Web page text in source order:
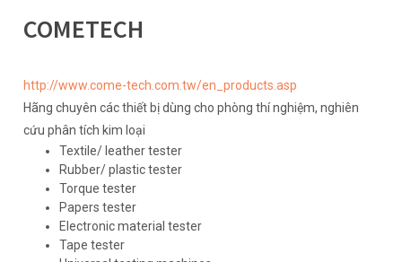
COMETECH
http://www.come-tech.com.tw/en_products.asp
Hãng chuyên các thiết bị dùng cho phòng thí nghiệm, nghiên
cứu phân tích kim loại
Textile/ leather tester
Rubber/ plastic tester
Torque tester
Papers tester
Electronic material tester
Tape tester